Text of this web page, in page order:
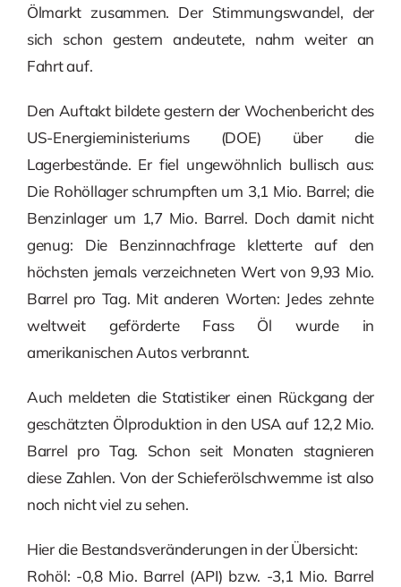
Ölmarkt zusammen. Der Stimmungswandel, der
sich schon gestern andeutete, nahm weiter an
Fahrt auf.
Den Auftakt bildete gestern der Wochenbericht des
US-Energieministeriums (DOE) über die
Lagerbestände. Er fiel ungewöhnlich bullisch aus:
Die Rohöllager schrumpften um 3,1 Mio. Barrel; die
Benzinlager um 1,7 Mio. Barrel. Doch damit nicht
genug: Die Benzinnachfrage kletterte auf den
höchsten jemals verzeichneten Wert von 9,93 Mio.
Barrel pro Tag. Mit anderen Worten: Jedes zehnte
weltweit geförderte Fass Öl wurde in
amerikanischen Autos verbrannt.
Auch meldeten die Statistiker einen Rückgang der
geschätzten Ölproduktion in den USA auf 12,2 Mio.
Barrel pro Tag. Schon seit Monaten stagnieren
diese Zahlen. Von der Schieferölschwemme ist also
noch nicht viel zu sehen.
Hier die Bestandsveränderungen in der Übersicht:
Rohöl: -0,8 Mio. Barrel (API) bzw. -3,1 Mio. Barrel